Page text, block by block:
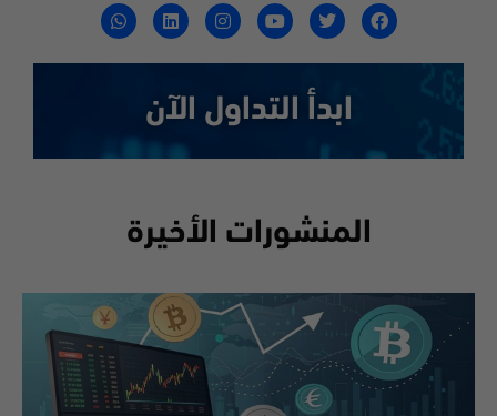
ابدأ التداول الآن
المنشورات الأخيرة